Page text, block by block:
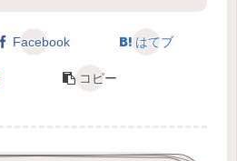
Facebook はてブ
コピー